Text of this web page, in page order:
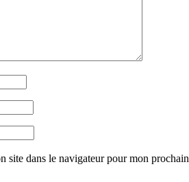
site dans le navigateur pour mon